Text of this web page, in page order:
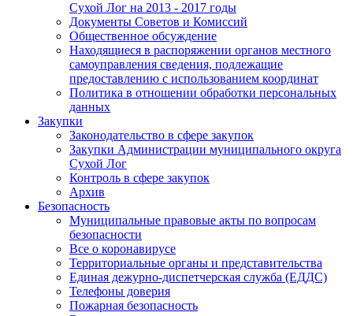
Сухой Лог на 2013 - 2017 годы
Документы Советов и Комиссий
Общественное обсуждение
Находящиеся в распоряжении органов местного
самоуправления сведения, подлежащие
предоставлению с использованием координат
Политика в отношении обработки персональных
данных
Закупки
Законодательство в сфере закупок
Закупки Администрации муниципального округа
Сухой Лог
Контроль в сфере закупок
Архив
Безопасность
Муниципальные правовые акты по вопросам
безопасности
Все о коронавирусе
Территориальные органы и представительства
Единая дежурно-диспетчерская служба (ЕДДС)
Телефоны доверия
Пожарная безопасность